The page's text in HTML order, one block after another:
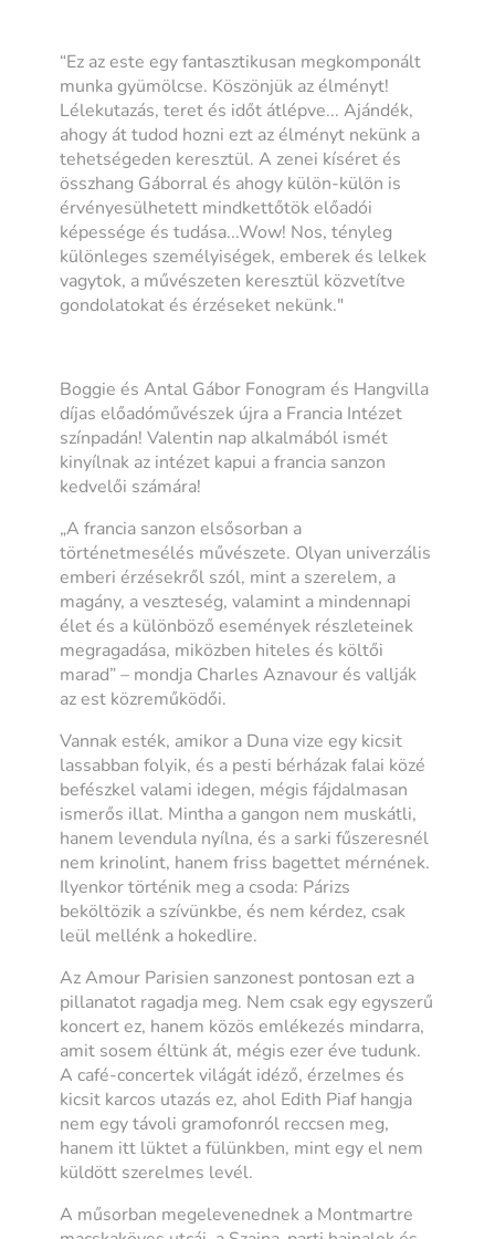
“Ez az este egy fantasztikusan megkomponált
munka gyümölcse. Köszönjük az élményt!
Lélekutazás, teret és időt átlépve... Ajándék,
ahogy át tudod hozni ezt az élményt nekünk a
tehetségeden keresztül. A zenei kíséret és
összhang Gáborral és ahogy külön-külön is
érvényesülhetett mindkettőtök előadói
képessége és tudása...Wow! Nos, tényleg
különleges személyiségek, emberek és lelkek
vagytok, a művészeten keresztül közvetítve
gondolatokat és érzéseket nekünk."
Boggie és Antal Gábor Fonogram és Hangvilla
díjas előadóművészek újra a Francia Intézet
színpadán! Valentin nap alkalmából ismét
kinyílnak az intézet kapui a francia sanzon
kedvelői számára!
„Afrancia sanzon elsősorban a
történetmesélés művészete. Olyan univerzális
emberi érzésekről szól, mint a szerelem, a
magány, a veszteség, valamint a mindennapi
élet és a különböző események részleteinek
megragadása, miközben hiteles és költői
marad”– mondja Charles Aznavour és vallják
az est közreműködői.
Vannak esték, amikor a Duna vize egy kicsit
lassabban folyik, és a pesti bérházak falai közé
befészkel valami idegen, mégis fájdalmasan
ismerős illat. Mintha a gangon nem muskátli,
hanem levendula nyílna, és a sarki fűszeresnél
nem krinolint, hanem friss bagettet mérnének.
Ilyenkor történik meg a csoda: Párizs
beköltözik a szívünkbe, és nem kérdez, csak
leül mellénk a hokedlire.
Az Amour Parisien sanzonest pontosan ezt a
pillanatot ragadja meg. Nem csak egy egyszerű
koncert ez, hanem közös emlékezés mindarra,
amit sosem éltünk át, mégis ezer éve tudunk.
A café-concertek világát idéző, érzelmes és
kicsit karcos utazás ez, ahol Edith Piaf hangja
nem egy távoli gramofonról reccsen meg,
hanem itt lüktet a fülünkben, mint egy el nem
küldött szerelmes levél.
A műsorban megelevenednek a Montmartre